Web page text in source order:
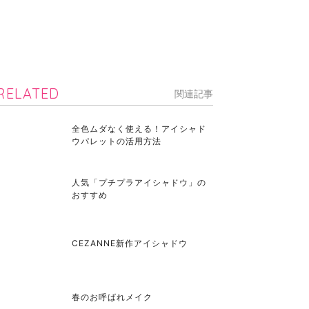
関連記事
全色ムダなく使える！アイシャド
ウパレットの活用方法
人気「プチプラアイシャドウ」の
おすすめ
CEZANNE新作アイシャドウ
春のお呼ばれメイク